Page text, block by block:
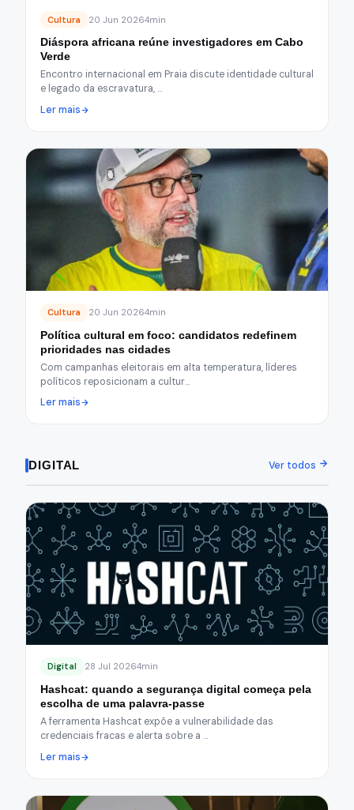
Cultura 20 Jun 20264min
Diáspora africana reúne investigadores em Cabo
Verde
Encontro internacional em Praia discute identidade cultural
e legado da escravatura, …
Ler mais
Cultura 20 Jun 20264min
Política cultural em foco: candidatos redefinem
prioridades nas cidades
Com campanhas eleitorais em alta temperatura, líderes
políticos reposicionam a cultur…
Ler mais
DIGITAL Ver todos
Digital 28 Jul 20264min
Hashcat: quando a segurança digital começa pela
escolha de uma palavra-passe
A ferramenta Hashcat expõe a vulnerabilidade das
credenciais fracas e alerta sobre a …
Ler mais